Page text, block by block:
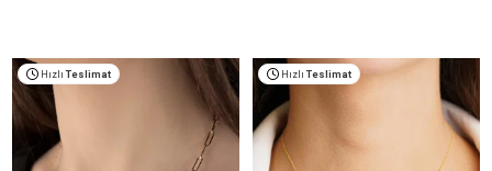
Hızlı Teslimat Hızlı Teslimat